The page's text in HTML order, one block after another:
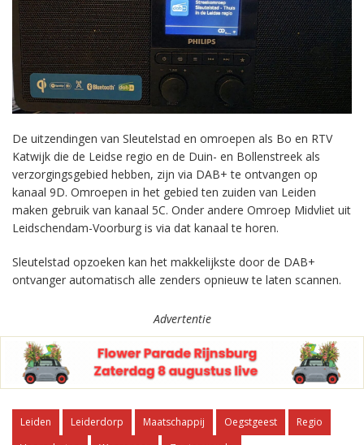
De uitzendingen van Sleutelstad en omroepen als Bo en RTV
Katwijk die de Leidse regio en de Duin- en Bollenstreek als
verzorgingsgebied hebben, zijn via DAB+ te ontvangen op
kanaal 9D. Omroepen in het gebied ten zuiden van Leiden
maken gebruik van kanaal 5C. Onder andere Omroep Midvliet uit
Leidschendam-Voorburg is via dat kanaal te horen.
Sleutelstad opzoeken kan het makkelijkste door de DAB+
ontvanger automatisch alle zenders opnieuw te laten scannen.
Advertentie
Leiden Leiderdorp Maatschappij Oegstgeest
Regio